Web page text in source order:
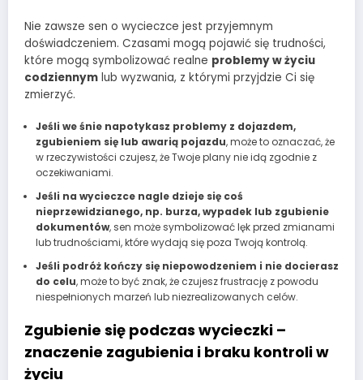
Nie zawsze sen o wycieczce jest przyjemnym
doświadczeniem. Czasami mogą pojawić się trudności,
które mogą symbolizować realne problemy w życiu
codziennym lub wyzwania, z którymi przyjdzie Ci się
zmierzyć.
Jeśli we śnie napotykasz problemy z dojazdem,
zgubieniem się lub awarią pojazdu, może to oznaczać, że
w rzeczywistości czujesz, że Twoje plany nie idą zgodnie z
oczekiwaniami.
Jeśli na wycieczce nagle dzieje się coś
nieprzewidzianego, np. burza, wypadek lub zgubienie
dokumentów, sen może symbolizować lęk przed zmianami
lub trudnościami, które wydają się poza Twoją kontrolą.
Jeśli podróż kończy się niepowodzeniem i nie docierasz
do celu, może to być znak, że czujesz frustrację z powodu
niespełnionych marzeń lub niezrealizowanych celów.
Zgubienie się podczas wycieczki –
znaczenie zagubienia i braku kontroli w
życiu